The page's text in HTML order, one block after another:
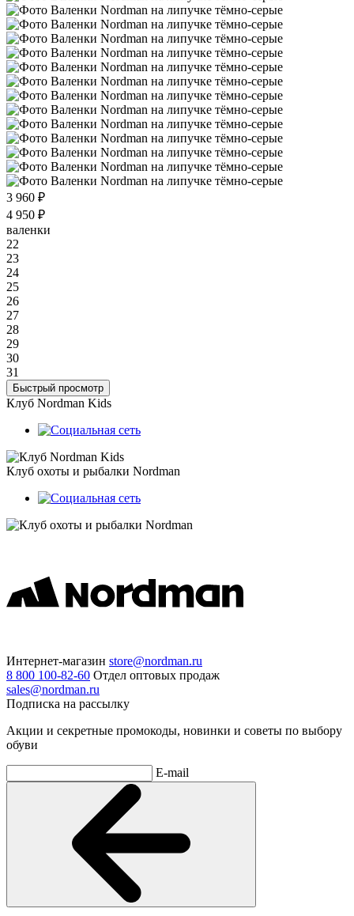
3 960 ₽
4 950 ₽
валенки
22
23
24
25
26
27
28
29
30
31
Быстрый просмотр
Клуб Nordman Kids
Клуб охоты и рыбалки Nordman
Интернет-магазин store@nordman.ru
8 800 100-82-60 Отдел оптовых продаж
sales@nordman.ru
Подписка на рассылку
Акции и секретные промокоды, новинки и советы по выбору
обуви
E-mail